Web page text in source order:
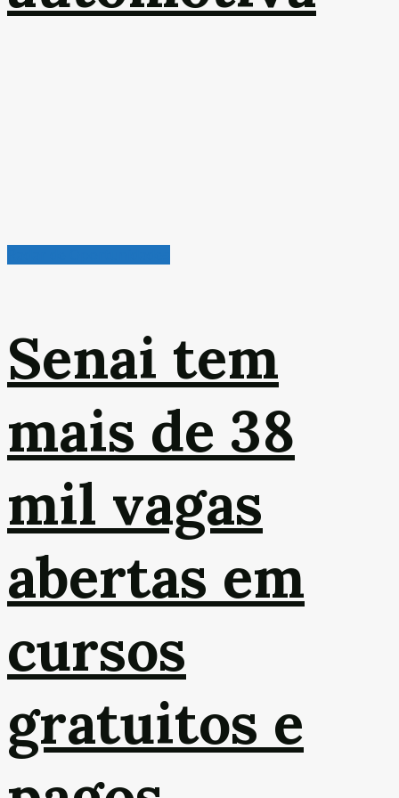
Senai tem
mais de 38
mil vagas
abertas em
cursos
gratuitos e